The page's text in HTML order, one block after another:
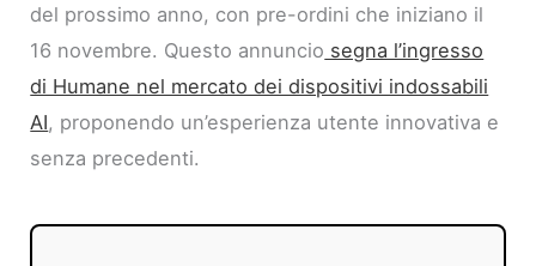
del prossimo anno, con pre-ordini che iniziano il
16 novembre. Questo annuncio segna l’ingresso
di Humane nel mercato dei dispositivi indossabili
AI, proponendo un’esperienza utente innovativa e
senza precedenti.